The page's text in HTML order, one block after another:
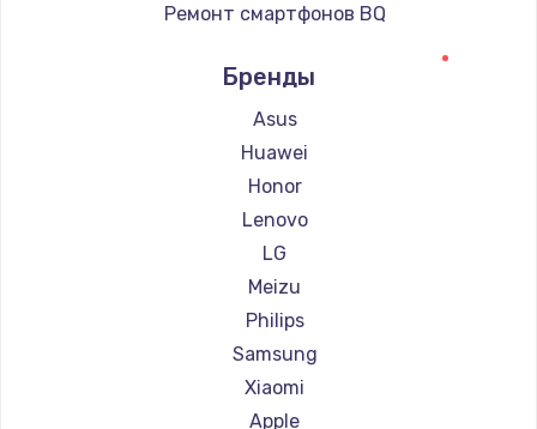
Ремонт смартфонов BQ
Ремонт смартфонов Digma
Ремонт смартфонов Ginzzu
Ремонт смартфонов Highscreen
Ремонт смартфонов Irbis
Ремонт смартфонов Kyocera
Ремонт смартфонов LeEco
Ремонт смартфонов OnePlus
Ремонт смартфонов teXet
Ремонт смартфонов Motorola
Ремонт смартфонов Prestigio
Ремонт смартфонов Vertex
Бренды
Asus
Huawei
Honor
Lenovo
LG
Meizu
Philips
Samsung
Xiaomi
Apple